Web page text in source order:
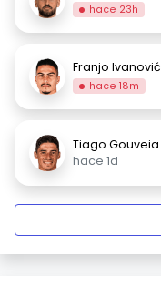
hace 23h
Franjo Ivanović
hace 18m
Tiago Gouveia
hace 1d